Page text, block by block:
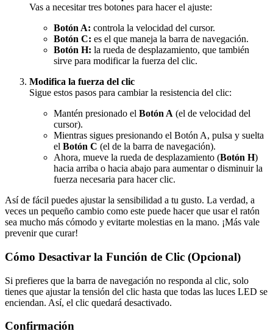
Vas a necesitar tres botones para hacer el ajuste:
Botón A: controla la velocidad del cursor.
Botón C: es el que maneja la barra de navegación.
Botón H: la rueda de desplazamiento, que también
sirve para modificar la fuerza del clic.
Modifica la fuerza del clic
Sigue estos pasos para cambiar la resistencia del clic:
Mantén presionado el Botón A (el de velocidad del
cursor).
Mientras sigues presionando el Botón A, pulsa y suelta
el Botón C (el de la barra de navegación).
Ahora, mueve la rueda de desplazamiento (Botón H)
hacia arriba o hacia abajo para aumentar o disminuir la
fuerza necesaria para hacer clic.
Así de fácil puedes ajustar la sensibilidad a tu gusto. La verdad, a
veces un pequeño cambio como este puede hacer que usar el ratón
sea mucho más cómodo y evitarte molestias en la mano. ¡Más vale
prevenir que curar!
Cómo Desactivar la Función de Clic (Opcional)
Si prefieres que la barra de navegación no responda al clic, solo
tienes que ajustar la tensión del clic hasta que todas las luces LED se
enciendan. Así, el clic quedará desactivado.
Confirmación